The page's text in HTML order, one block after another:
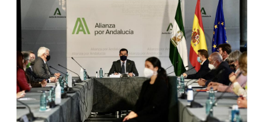
visualizar su aplauso a quienes ejercen la
solidaridad con mayúsculas en los momentos más